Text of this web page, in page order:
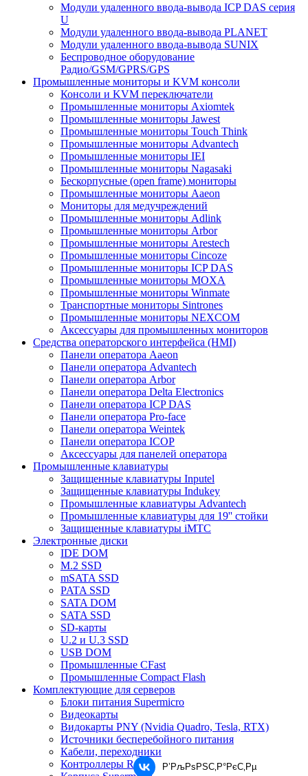
Модули удаленного ввода-вывода ICP DAS серия
U
Модули удаленного ввода-вывода PLANET
Модули удаленного ввода-вывода SUNIX
Беспроводное оборудование
Радио/GSM/GPRS/GPS
Промышленные мониторы и KVM консоли
Консоли и KVM переключатели
Промышленные мониторы Axiomtek
Промышленные мониторы Jawest
Промышленные мониторы Touch Think
Промышленные мониторы Advantech
Промышленные мониторы IEI
Промышленные мониторы Nagasaki
Бескорпусные (open frame) мониторы
Промышленные мониторы Aaeon
Мониторы для медучреждений
Промышленные мониторы Adlink
Промышленные мониторы Arbor
Промышленные мониторы Arestech
Промышленные мониторы Cincoze
Промышленные мониторы ICP DAS
Промышленные мониторы MOXA
Промышленные мониторы Winmate
Транспортные мониторы Sintrones
Промышленные мониторы NEXCOM
Аксессуары для промышленных мониторов
Средства операторского интерфейса (HMI)
Панели оператора Aaeon
Панели оператора Advantech
Панели оператора Arbor
Панели оператора Delta Electronics
Панели оператора ICP DAS
Панели оператора Pro-face
Панели оператора Weintek
Панели оператора ICOP
Аксессуары для панелей оператора
Промышленные клавиатуры
Защищенные клавиатуры Inputel
Защищенные клавиатуры Indukey
Промышленные клавиатуры Advantech
Промышленные клавиатуры для 19'' стойки
Защищенные клавиатуры iMTC
Электронные диски
IDE DOM
M.2 SSD
mSATA SSD
PATA SSD
SATA DOM
SATA SSD
SD-карты
U.2 и U.3 SSD
USB DOM
Промышленные CFast
Промышленные Compact Flash
Комплектующие для серверов
Блоки питания Supermicro
Видеокарты
Видокарты PNY (Nvidia Quadro, Tesla, RTX)
Источники бесперебойного питания
Кабели, переходники
Контроллеры RAID
Р’РљРѕРЅС‚Р°РєС‚Рµ